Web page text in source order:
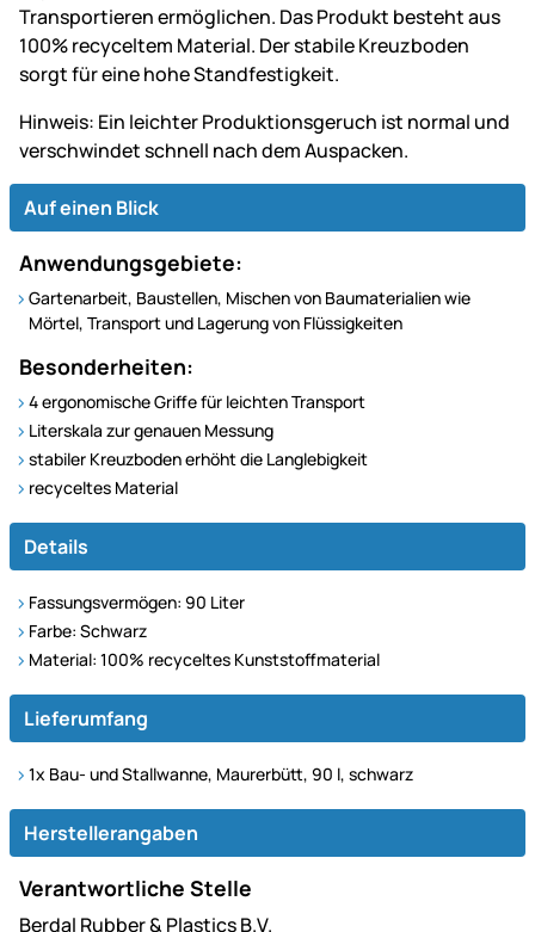
Transportieren ermöglichen. Das Produkt besteht aus
100% recyceltem Material. Der stabile Kreuzboden
sorgt für eine hohe Standfestigkeit.
Hinweis: Ein leichter Produktionsgeruch ist normal und
verschwindet schnell nach dem Auspacken.
Auf einen Blick
Anwendungsgebiete:
Gartenarbeit, Baustellen, Mischen von Baumaterialien wie
Mörtel, Transport und Lagerung von Flüssigkeiten
Besonderheiten:
4 ergonomische Griffe für leichten Transport
Literskala zur genauen Messung
stabiler Kreuzboden erhöht die Langlebigkeit
recyceltes Material
Details
Fassungsvermögen: 90 Liter
Farbe: Schwarz
Material: 100% recyceltes Kunststoffmaterial
Lieferumfang
1x Bau- und Stallwanne, Maurerbütt, 90 l, schwarz
Herstellerangaben
Verantwortliche Stelle
Berdal Rubber & Plastics B.V.